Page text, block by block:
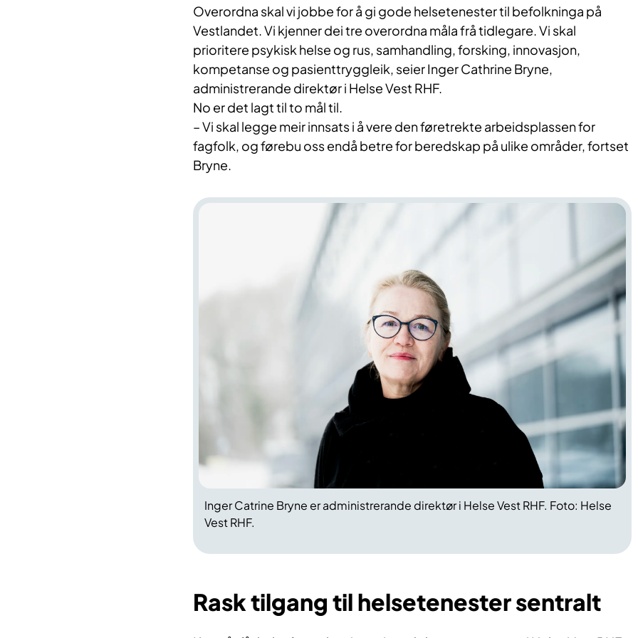
Overordna skal vi jobbe for å gi gode helsetenester til befolkninga på
Vestlandet. Vi kjenner dei tre overordna måla frå tidlegare. Vi skal
prioritere psykisk helse og rus, samhandling, forsking, innovasjon,
kompetanse og pasienttryggleik, seier Inger Cathrine Bryne,
administrerande direktør i Helse Vest RHF.
No er det lagt til to mål til.
– Vi skal legge meir innsats i å vere den føretrekte arbeidsplassen for
fagfolk, og førebu oss endå betre for beredskap på ulike områder, fortset
Bryne.
Inger Catrine Bryne er administrerande direktør i Helse Vest RHF. Foto: Helse
Vest RHF.
Rask tilgang til helsetenester sentralt